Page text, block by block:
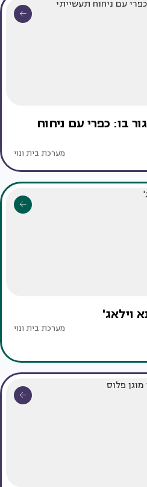
בו: כפרי עם ניחוח
מערכת בית ונוי
וילאג'
מערכת בית ונוי